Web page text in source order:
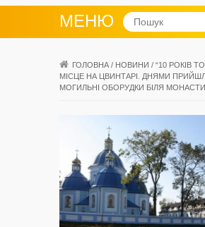
МЕНЮ
ГОЛОВНА / НОВИНИ / “10 РОКІВ
МІСЦЕ НА ЦВИНТАРІ. ДНЯМИ
МОГИЛЬНІ ОБОРУДКИ БІЛЯ